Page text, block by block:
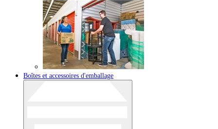
Boîtes et accessoires d'emballage